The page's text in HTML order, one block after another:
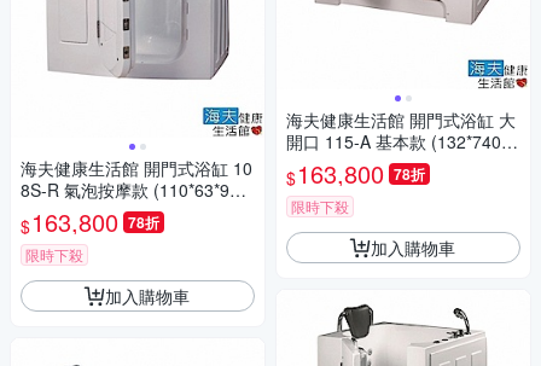
海夫健康生活館 開門式浴缸 10
8S-R 氣泡按摩款 (110*63*92c
m)
$163,800 78折
限時下殺
加入購物車
海夫健康生活館 開門式浴缸 大
開口 115-A 基本款 (132*740*1
12cm)
$163,800 78折
限時下殺
加入購物車